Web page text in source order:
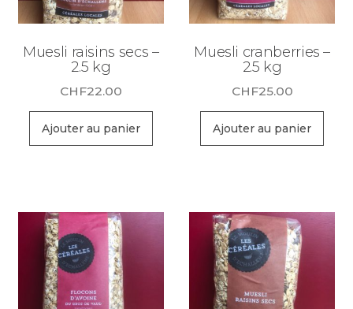
Muesli raisins secs –
2.5 kg
CHF22.00
Ajouter au panier
Muesli cranberries –
2.5 kg
CHF25.00
Ajouter au panier